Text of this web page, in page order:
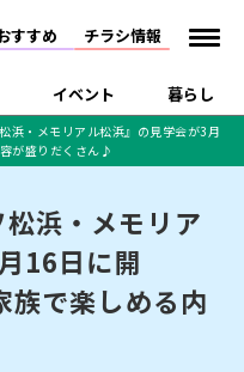
すすめ チラシ情報
イベント 暮らし
下越
上越
閉店
まとめ
閉店まとめ
現地レポート
洋食
祭り・伝統行事
ライブ・コンサート
住宅メーカー・工務
店
インタビュー
戸建住宅・マンショ
ドラッグストア・ホーム
センター
浜・メモリアル松浜』の見学会が3月
が盛りだくさん♪
松浜・メモリア
16日に開
族で楽しめる内